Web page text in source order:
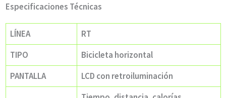
Especificaciones Técnicas
LÍNEA
RT
TIPO
Bicicleta horizontal
PANTALLA
LCD con retroiluminación